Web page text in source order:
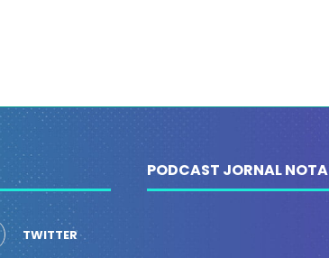
TWITTER
PODCAST JORNAL NOTA